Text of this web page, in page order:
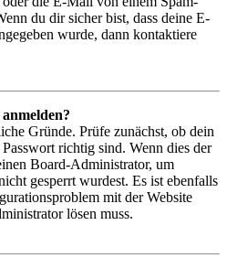
du dir sicher bist, dass deine E-
wurde, dann kontaktiere
Gründe. Prüfe zunächst, ob dein
richtig sind. Wenn dies der
Board-Administrator, um
gesperrt wurdest. Es ist ebenfalls
mit der Website
lösen muss.